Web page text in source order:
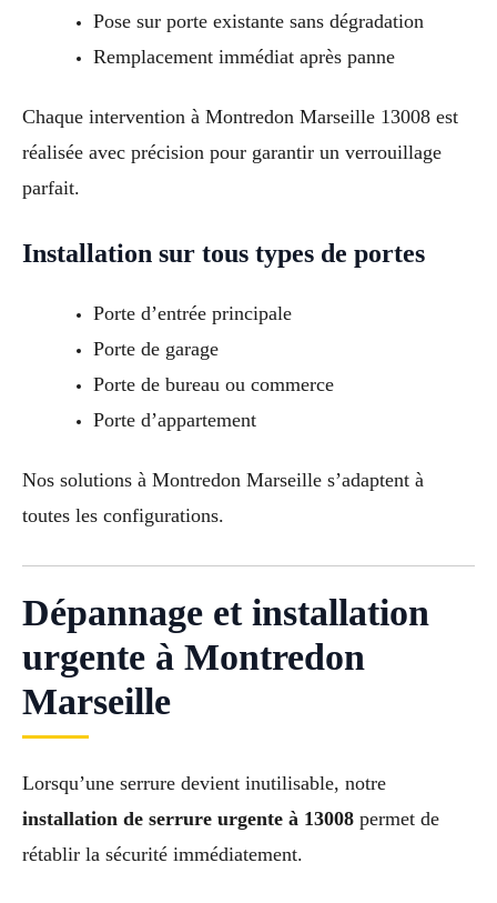
Pose sur porte existante sans dégradation
Remplacement immédiat après panne
Chaque intervention à Montredon Marseille 13008 est
réalisée avec précision pour garantir un verrouillage
parfait.
Installation sur tous types de portes
Porte d’entrée principale
Porte de garage
Porte de bureau ou commerce
Porte d’appartement
Nos solutions à Montredon Marseille s’adaptent à
toutes les configurations.
Dépannage et installation
urgente à Montredon
Marseille
Lorsqu’une serrure devient inutilisable, notre
installation de serrure urgente à 13008 permet de
rétablir la sécurité immédiatement.